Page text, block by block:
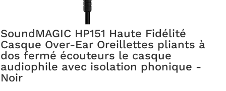
SoundMAGIC HP151 Haute Fidélité
Casque Over-Ear Oreillettes pliants à
dos fermé écouteurs le casque
audiophile avec isolation phonique -
Noir